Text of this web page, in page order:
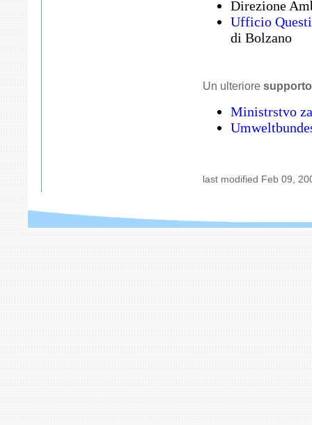
Direzione
Ufficio
di Bolzano
Un ulteriore supporto
Ministrstvo
last modified Feb 09,